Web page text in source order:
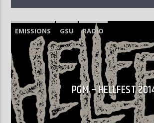
EMISSIONS GSU RADIO
PGM – HELLFEST